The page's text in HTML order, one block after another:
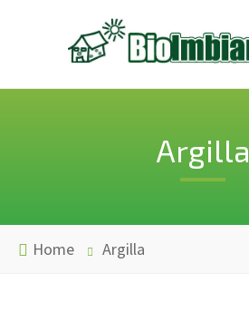
Argilla
Home Argilla